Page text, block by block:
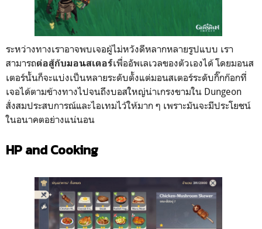
ระหว่างทางเราอาจพบเจอผู้ไม่หวังดีหลากหลายรูปแบบ เรา
สามารถต่อสู้กับมอนสเตอร์เพื่ออัพเลเวลของตัวเองได้ โดยมอนส
เตอร์นั้นก็จะแบ่งเป็นหลายระดับตั้งแต่มอนสเตอร์ระดับกิ๊กก๊อกที่
เจอได้ตามข้างทางไปจนถึงบอสใหญ่น่าเกรงขามใน Dungeon
สั่งสมประสบการณ์และไอเทมไว้ให้มาก ๆ เพราะมันจะมีประโยชน์
ในอนาคตอย่างแน่นอน
HP and Cooking